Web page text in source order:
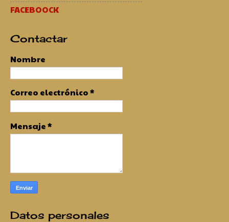
FACEBOOCK
Contactar
Nombre
Correo electrónico*
Mensaje*
Datos personales